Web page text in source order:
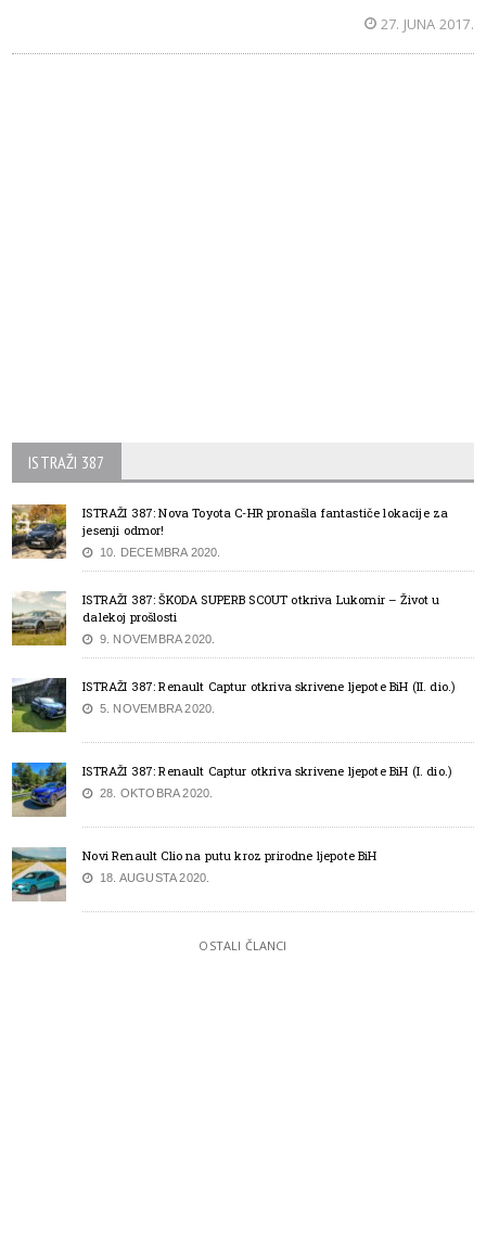
27. JUNA 2017.
ISTRAŽI 387
ISTRAŽI 387: Nova Toyota C-HR pronašla fantastiče lokacije za
jesenji odmor!
10. DECEMBRA 2020.
ISTRAŽI 387: ŠKODA SUPERB SCOUT otkriva Lukomir – Život u
dalekoj prošlosti
9. NOVEMBRA 2020.
ISTRAŽI 387: Renault Captur otkriva skrivene ljepote BiH (II. dio.)
5. NOVEMBRA 2020.
ISTRAŽI 387: Renault Captur otkriva skrivene ljepote BiH (I. dio.)
28. OKTOBRA 2020.
Novi Renault Clio na putu kroz prirodne ljepote BiH
18. AUGUSTA 2020.
OSTALI ČLANCI